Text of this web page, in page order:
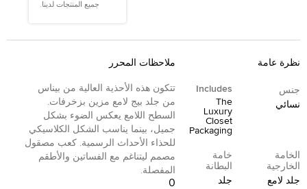
جميع المنتجات لدينا.
نظرة عامة
جنس
نسائي
Includes
The
Luxury
Closet
Packaging
الخامة
الخارجية
جلد لامع
خامة
البطانة
جلد
ملاحظات المحرر
تتكون هذه الأحذية العالية من بيناس
من جلد بيج لامع مزين بزخرفات.
السطح اللامع يعكس الضوء بشكل
جميل، بينما يناسب الشكل الكلاسيكي
للحذاء الأحداث الرسمية. كعب مصقول
مصمم ليتناغم مع الفساتين والأطقم
المفصلة.
0